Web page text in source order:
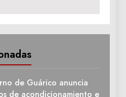
de Guárico anuncia
de acondicionamiento e